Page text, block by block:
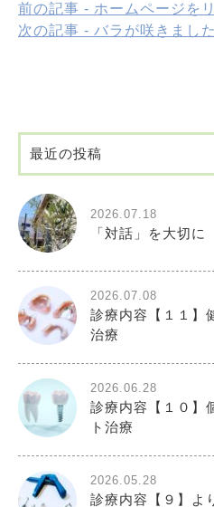
前の記事 - ホームページを
次の記事 - バラが咲きました
最近の投稿
2026.07.18
「対話」を大切に
2026.07.08
診療内容【１１】
治療
2026.06.28
診療内容【１０】
ト治療
2026.05.28
診療内容【９】よ